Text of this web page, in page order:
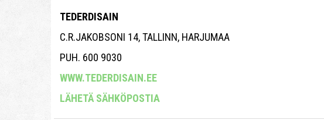
TEDERDISAIN
C.R.JAKOBSONI 14, TALLINN, HARJUMAA
PUH. 600 9030
WWW.TEDERDISAIN.EE
LÄHETÄ SÄHKÖPOSTIA